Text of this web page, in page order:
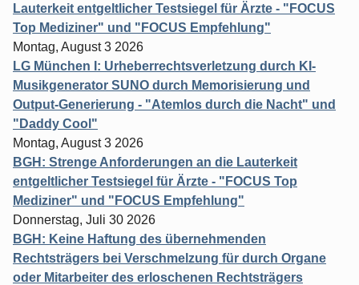
Lauterkeit entgeltlicher Testsiegel für Ärzte - "FOCUS
Top Mediziner" und "FOCUS Empfehlung"
Montag, August 3 2026
LG München I: Urheberrechtsverletzung durch KI-
Musikgenerator SUNO durch Memorisierung und
Output-Generierung - "Atemlos durch die Nacht" und
"Daddy Cool"
Montag, August 3 2026
BGH: Strenge Anforderungen an die Lauterkeit
entgeltlicher Testsiegel für Ärzte - "FOCUS Top
Mediziner" und "FOCUS Empfehlung"
Donnerstag, Juli 30 2026
BGH: Keine Haftung des übernehmenden
Rechtsträgers bei Verschmelzung für durch Organe
oder Mitarbeiter des erloschenen Rechtsträgers